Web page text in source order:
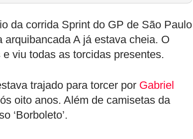
da corrida Sprint do GP de São Paulo
A já estava cheia. O
viu todas as torcidas presentes.
trajado para torcer por Gabriel
oito anos. Além de camisetas da
‘Borboleto’.